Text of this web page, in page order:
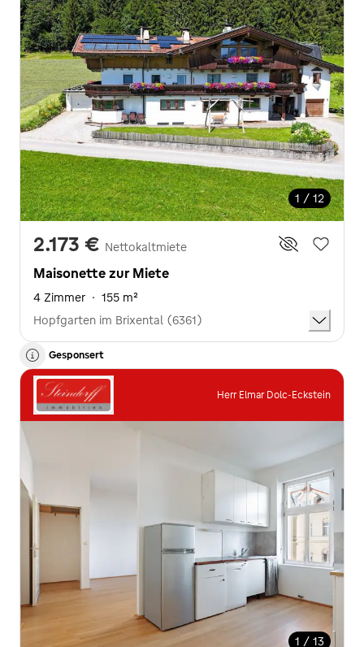
1 / 12
2.173 € Nettokaltmiete
Maisonette zur Miete
4 Zimmer · 155 m²
Hopfgarten im Brixental (6361)
Gesponsert
Herr Elmar Dolc-Eckstein
1 / 13